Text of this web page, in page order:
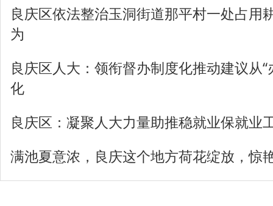
良庆区依法整治玉洞街道那平村一处占用
为
良庆区人大：领衔督办制度化推动建议从“
化
良庆区：凝聚人大力量助推稳就业保就业
满池夏意浓，良庆这个地方荷花绽放，惊